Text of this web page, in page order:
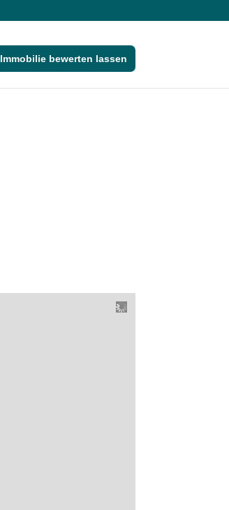
Immobilie bewerten lassen